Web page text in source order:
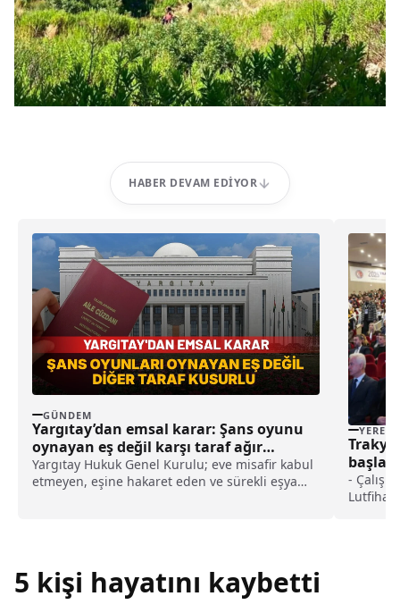
HABER DEVAM EDIYOR
GÜNDEM
Yargıtay’dan emsal karar: Şans oyunu
oynayan eş değil karşı taraf ağır
kusurlu sayıldı
Yargıtay Hukuk Genel Kurulu; eve misafir kabul
etmeyen, eşine hakaret eden ve sürekli eşya
YEREL
Trakya
-
Lutfihak
5 kişi hayatını kaybetti